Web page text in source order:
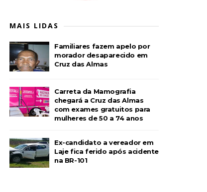
MAIS LIDAS
Familiares fazem apelo por
morador desaparecido em
Cruz das Almas
Carreta da Mamografia
chegará a Cruz das Almas
com exames gratuitos para
mulheres de 50 a 74 anos
Ex-candidato a vereador em
Laje fica ferido após acidente
na BR-101